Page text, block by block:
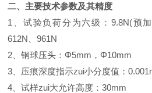
二、主要技术参数及其精度
1、试验负荷分为六级：9.8N(预加
612N、961N
2、钢球压头：Φ5mm，Φ10mm
3、压痕深度指示zui小分度值：
4、试样zui大允许高度：30mm